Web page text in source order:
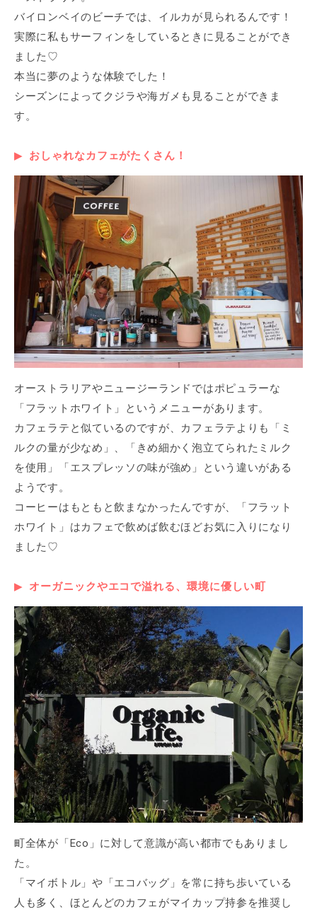
バイロンベイのビーチでは、イルカが見られるんです！
実際に私もサーフィンをしているときに見ることができ
ました♡
本当に夢のような体験でした！
シーズンによってクジラや海ガメも見ることができま
す。
おしゃれなカフェがたくさん！
オーストラリアやニュージーランドではポピュラーな
「フラットホワイト」というメニューがあります。
カフェラテと似ているのですが、カフェラテよりも「ミ
ルクの量が少なめ」、「きめ細かく泡立てられたミルク
を使用」「エスプレッソの味が強め」という違いがある
ようです。
コーヒーはもともと飲まなかったんですが、「フラット
ホワイト」はカフェで飲めば飲むほどお気に入りになり
ました♡
オーガニックやエコで溢れる、環境に優しい町
町全体が「Eco」に対して意識が高い都市でもありまし
た。
「マイボトル」や「エコバッグ」を常に持ち歩いている
人も多く、ほとんどのカフェがマイカップ持参を推奨し